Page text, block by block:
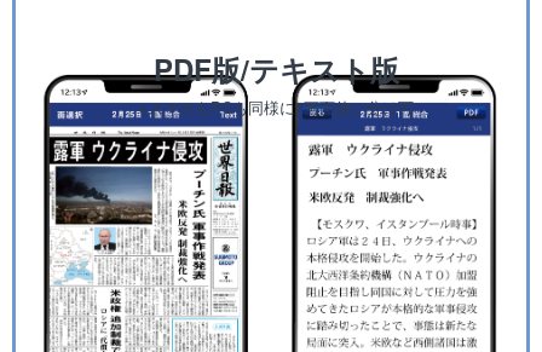
PDF版/テキスト版
※スマホもPCも同様に2画面使い分け可